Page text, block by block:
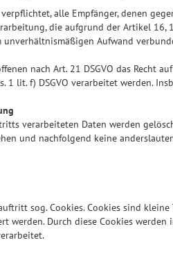
alle Empfänger, denen
die aufgrund der Artikel
Aufwand
nach Art. 21 DSGVO das Recht
1 lit. f) DSGVO verarbeitet werden.
verarbeiteten Daten werden
und nachfolgend keine
sog. Cookies. Cookies sind
werden. Durch diese Cookies